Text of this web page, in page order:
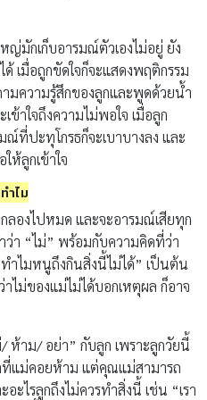
ญ่มักเก็บอารมณ์ตัวเองไม่อยู่ ยัง
เมื่อถูกขัดใจก็จะแสดงพฤติกรรม
มความรู้สึกของลูกและพูดด้วยน้ำ
ข้าใจถึงความไม่พอใจ เมื่อลูก
ที่ปะทุโกรธก็จะเบาบางลง และ
ห้ลูกเข้าใจ
ำไม
ลองไปหมด และจะอารมณ์เสียทุก
า “ไม่” พร้อมกับความคิดที่ว่า
ำไมหนูถึงกินสิ่งนี้ไม่ได้” เป็นต้น
ไม่ของแม่ไม่ได้บอกเหตุผล ก็อาจ
ห้าม/ อย่า” กับลูก เพราะลูกวัยนี้
ที่แม่คอยห้าม แต่คุณแม่สามารถ
ะไรลูกถึงไม่ควรทำสิ่งนี้ เช่น “เรา